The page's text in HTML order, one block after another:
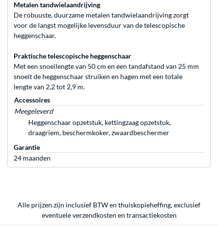
Metalen tandwielaandrijving
De robuuste, duurzame metalen tandwielaandrijving zorgt
voor de langst mogelijke levensduur van de telescopische
heggenschaar.
Praktische telescopische heggenschaar
Met een snoeilengte van 50 cm en een tandafstand van 25 mm
snoeit de heggenschaar struiken en hagen met een totale
lengte van 2,2 tot 2,9 m.
Accessoires
Meegeleverd
Heggenschaar opzetstuk, kettingzaag opzetstuk,
draagriem, beschermkoker, zwaardbeschermer
Garantie
24 maanden
Alle prijzen zijn inclusief BTW en thuiskopieheffing, exclusief
eventueleverzendkosten en transactiekosten